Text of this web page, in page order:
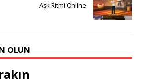
Aşk Ritmi Online
OLUN